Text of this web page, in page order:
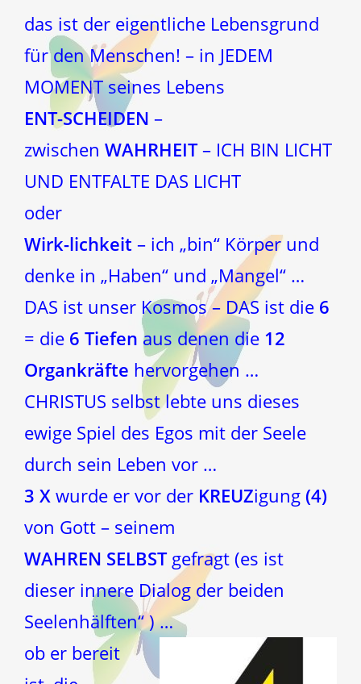
das ist der eigentliche Lebensgrund
für den Menschen! – in JEDEM
MOMENT seines Lebens
ENT-SCHEIDEN –
zwischen WAHRHEIT– ICH BIN LICHT
UND ENTFALTE DAS LICHT
oder
Wirk-lichkeit – ich „bin“ Körper und
denke in „Haben“ und „Mangel“ …
DAS ist unser Kosmos – DAS ist die 6
= die 6 Tiefen aus denen die 12
Organkräfte hervorgehen …
CHRISTUS selbst lebte uns dieses
ewige Spiel des Egos mit der Seele
durch sein Leben vor …
3 X wurde er vor der KREUZigung (4)
von Gott – seinem
WAHREN SELBST gefragt (es ist
dieser innere Dialog der beiden
Seelenhälften“ ) …
ob er bereit